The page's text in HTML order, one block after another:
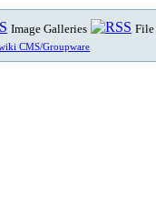
Image Galleries File
CMS/Groupware